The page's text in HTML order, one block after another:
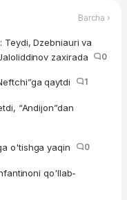
Barcha ›
Teydi, Dzebniauri va
zaxirada
0
qaytdi 1
“Andijon”dan
o'tishga yaqin 0
qo'llab-